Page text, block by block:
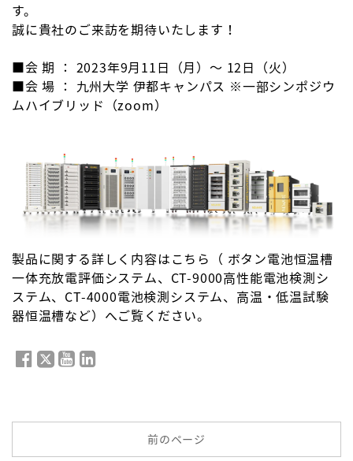
す。
誠に貴社のご来訪を期待いたします！
■会 期 ： 2023年9月11日（月）～ 12日（火）
会 場 ： 九州大学 伊都キャンパス ※一部シンポジウ
ムハイブリッド（zoom）
製品に関する詳しく内容はこちら（ ボタン電池恒温槽
一体充放電評価システム、 CT-9000高性能電池検測シ
ステム、 CT-4000電池検測システム、 高温・低温試験
器恒温槽など）へご覧ください。
前のページ